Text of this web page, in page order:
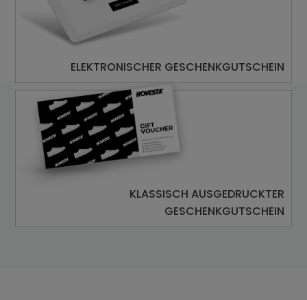
ELEKTRONISCHER GESCHENKGUTSCHEIN
KLASSISCH AUSGEDRUCKTER
GESCHENKGUTSCHEIN